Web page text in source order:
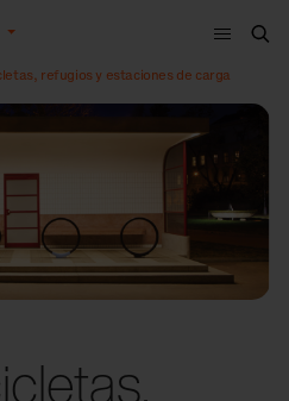
Menú
refugios y estaciones de carga